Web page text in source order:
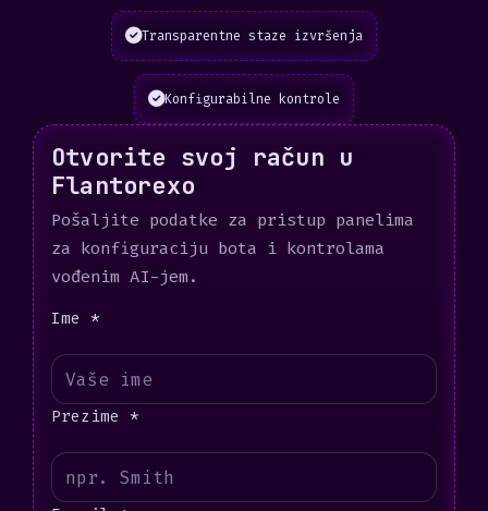
Transparentne staze izvršenja
Konfigurabilne kontrole
Otvorite svoj račun u
Flantorexo
Pošaljite podatke za pristup panelima
za konfiguraciju bota i kontrolama
vođenim AI-jem.
Ime *
Prezime *